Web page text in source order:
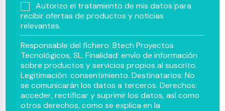
Autorizo el tratamiento de mis datos para
recibir ofertas de productos y noticias
relevantes.
Responsable del fichero: Btech Proyectos
Tecnológicos, SL. Finalidad: envío de información
sobre productos y servicios propios al suscrito.
Legitimación: consentimiento. Destinatarios: No
se comunicarán los datos a terceros. Derechos:
acceder, rectificar y suprimir los datos, así como
otros derechos, como se explica en la